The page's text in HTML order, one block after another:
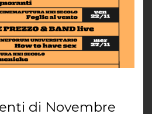
di Novembre